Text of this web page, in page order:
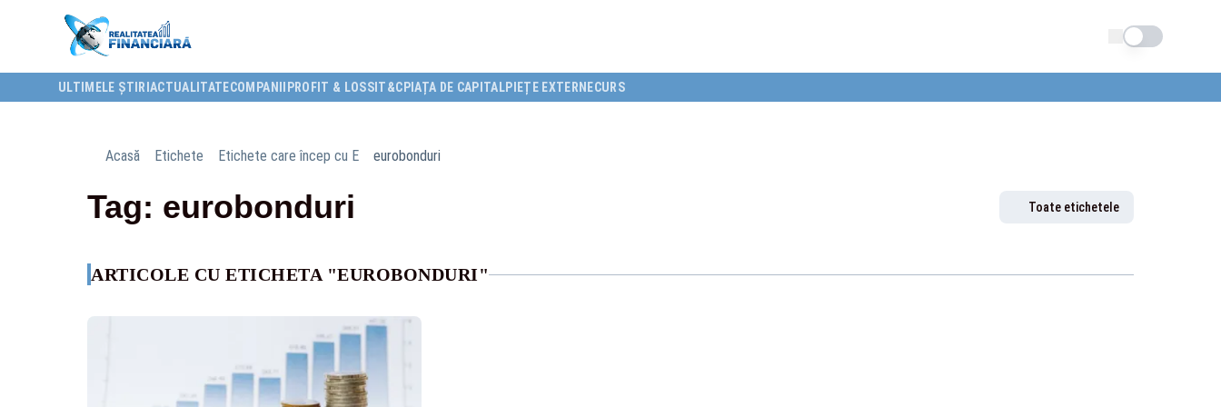
Schimba tema
ULTIMELE ȘTIRI ACTUALITATECOMPANII PROFIT & LOSS IT&C PIAȚA DE CAPITALPIEȚE EXTERNECURS
Acasă Etichete Etichete care încep cu E eurobonduri
Tag: eurobonduri Toate etichetele
ARTICOLE CU ETICHETA "EUROBONDURI"